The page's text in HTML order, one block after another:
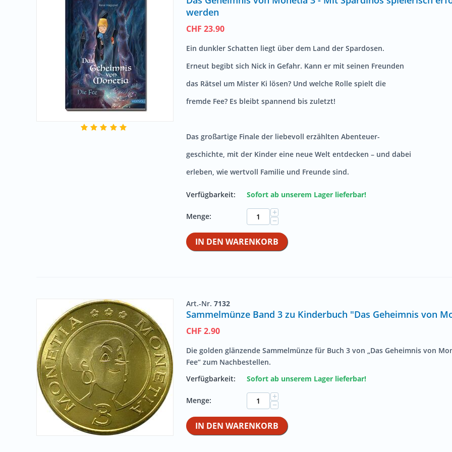
werden
CHF 23.90
Ein dunkler Schatten liegt über dem Land der Spardosen.
Erneut begibt sich Nick in Gefahr. Kann er mit seinen Freunden
das Rätsel um Mister Ki lösen? Und welche Rolle spielt die
fremde Fee? Es bleibt spannend bis zuletzt!
Das großartige Finale der liebevoll erzählten Abenteuer-
geschichte, mit der Kinder eine neue Welt entdecken – und dabei
erleben, wie wertvoll Familie und Freunde sind.
Verfügbarkeit: Sofort ab unserem Lager lieferbar!
Menge: +
−
IN DEN WARENKORB
Art.-Nr. 7132
Sammelmünze Band 3 zu Kinderbuch "Das Geheimnis von
CHF 2.90
Die golden glänzende Sammelmünze für Buch 3 von „Das Geheimnis von
Fee“ zum Nachbestellen.
Verfügbarkeit:
Sofort ab unserem Lager lieferbar!
Menge: +
−
IN DEN WARENKORB